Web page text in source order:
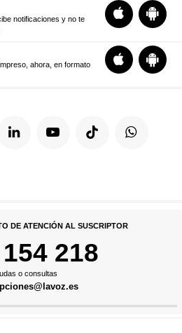
notificaciones y no te
ahora, en formato
DE ATENCIÓN AL SUSCRIPTOR
218
o consultas